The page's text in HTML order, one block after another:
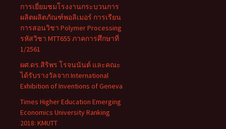
การเยี่ยมชมโรงงานกระบวนการ
ผลิตผลิตภัณฑ์พอลิเมอร์ การเรียน
การสอนวิชา Polymer Processing
รหัสวิชา MTT655 ภาคการศึกษาที่
1/2561
ผศ.ดร.สิริพร โรจนนันต์ และคณะ
ได้รับรางวัลจาก International
Exhibition of Inventions of Geneva
Times Higher Education Emerging
Economics University Ranking
2018: KMUTT